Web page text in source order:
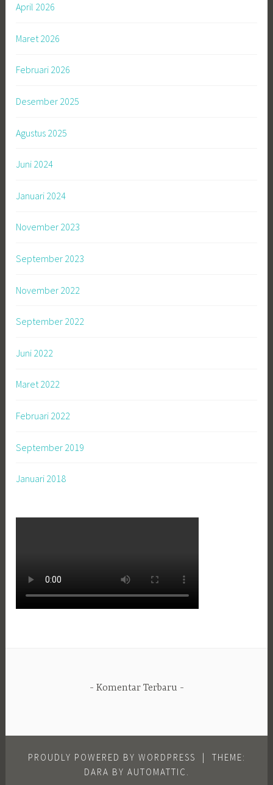
April 2026
Maret 2026
Februari 2026
Desember 2025
Agustus 2025
Juni 2024
Januari 2024
November 2023
September 2023
November 2022
September 2022
Juni 2022
Maret 2022
Februari 2022
September 2019
Januari 2018
Komentar Terbaru
PROUDLY POWERED BY WORDPRESS
THEME:
DARA BY AUTOMATTIC .